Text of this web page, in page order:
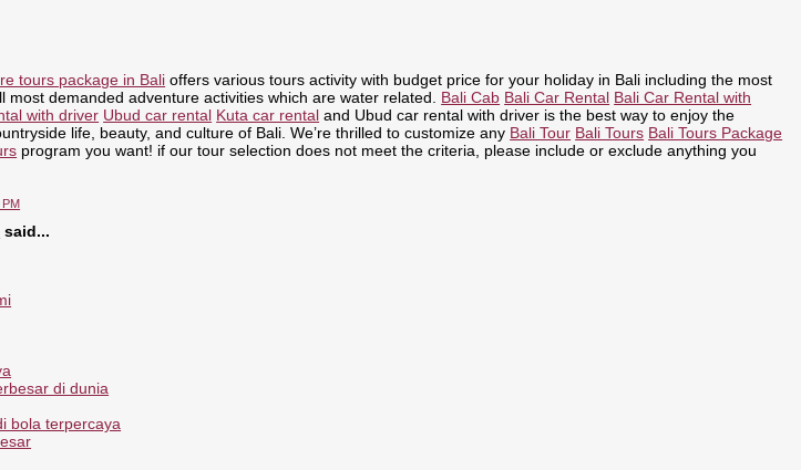
tours package in Bali offers various tours activity with budget price for your holiday in Bali including the most
most demanded adventure activities which are water related. Bali Cab Bali Car Rental Bali Car Rental with
with driver Ubud car rental Kuta car rental and Ubud car rental with driver is the best way to enjoy the
life, beauty, and culture of Bali. We’re thrilled to customize any Bali Tour Bali Tours Bali Tours Package
program you want! if our tour selection does not meet the criteria, please include or exclude anything you
said...
di dunia
bola terpercaya